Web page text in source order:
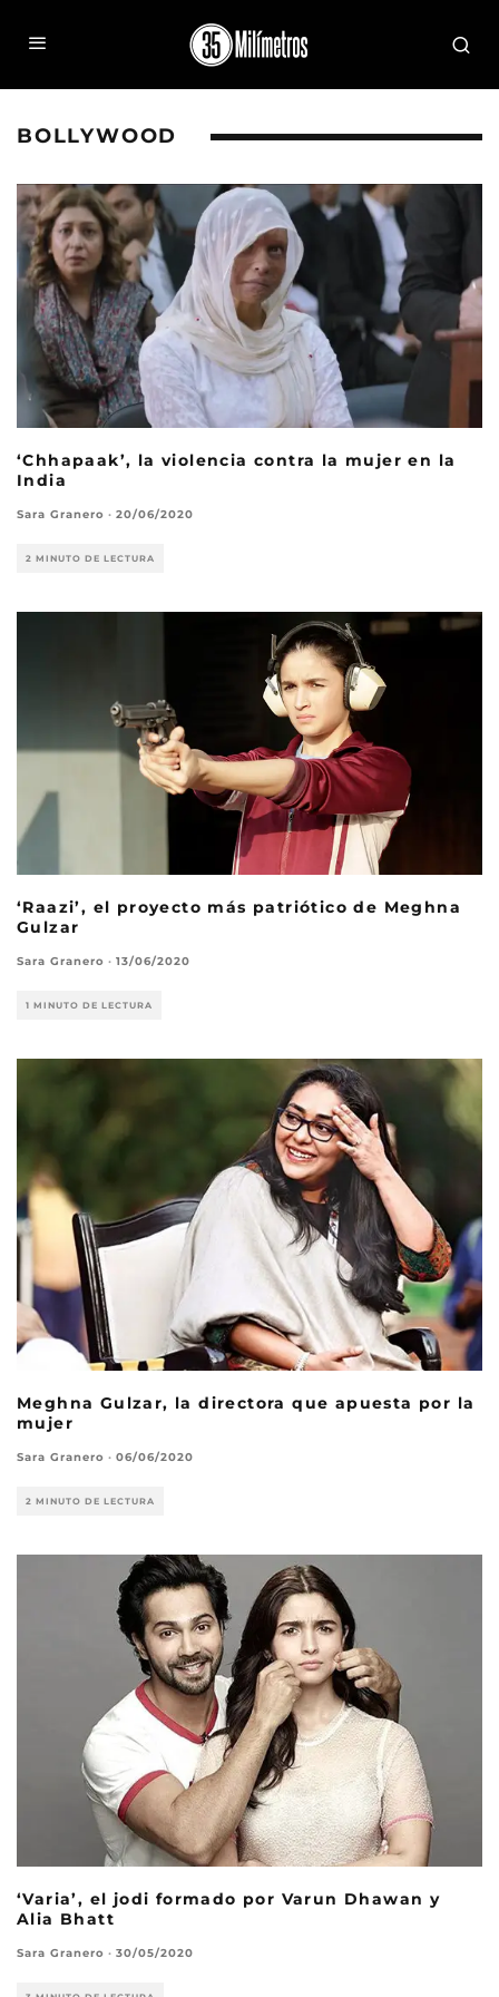
BOLLYWOOD
‘Chhapaak’, la violencia contra la mujer en la
India
Sara Granero · 20/06/2020
2 MINUTO DE LECTURA
‘Raazi’, el proyecto más patriótico de Meghna
Gulzar
Sara Granero · 13/06/2020
1 MINUTO DE LECTURA
Meghna Gulzar, la directora que apuesta por la
mujer
Sara Granero · 06/06/2020
2 MINUTO DE LECTURA
‘Varia’, el jodi formado por Varun Dhawan y
Alia Bhatt
Sara Granero · 30/05/2020